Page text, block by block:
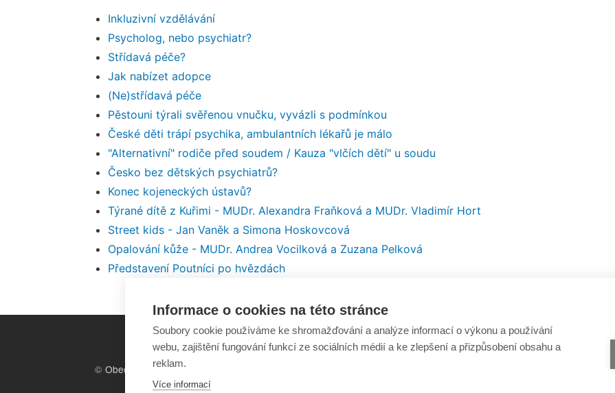
Inkluzivní vzdělávání
Psycholog, nebo psychiatr?
Střídavá péče?
Jak nabízet adopce
(Ne)střídavá péče
Pěstouni týrali svěřenou vnučku, vyvázli s podmínkou
České děti trápí psychika, ambulantních lékařů je málo
"Alternativní" rodiče před soudem / Kauza "vlčích dětí" u soudu
Česko bez dětských psychiatrů?
Konec kojeneckých ústavů?
Týrané dítě z Kuřimi - MUDr. Alexandra Fraňková a MUDr. Vladimír Hort
Street kids - Jan Vaněk a Simona Hoskovcová
Opalování kůže - MUDr. Andrea Vocilková a Zuzana Pelková
Představení Poutníci po hvězdách
© Obecně prospěšná společnost
Sirius, o.p.s.
Odběr novinek e-mailem
Informace o cookies na této stránce
Soubory cookie používáme ke shromažďování a analýze informací o výkonu a používání
webu, zajištění fungování funkcí ze sociálních médií a ke zlepšení a přizpůsobení obsahu a
reklam.
Více informací